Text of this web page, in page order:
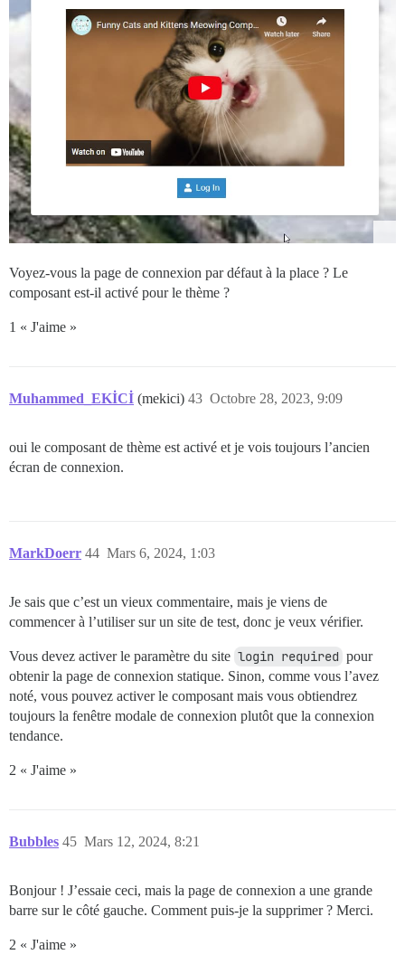
Voyez-vous la page de connexion par défaut à la place ? Le
composant est-il activé pour le thème ?
1 « J'aime »
Muhammed_EKİCİ (mekici) Octobre 28, 2023, 9:09
43
oui le composant de thème est activé et je vois toujours l’ancien
écran de connexion.
MarkDoerr Mars 6, 2024, 1:03
44
Je sais que c’est un vieux commentaire, mais je viens de
commencer à l’utiliser sur un site de test, donc je veux vérifier.
Vous devez activer le paramètre du site login required pour
obtenir la page de connexion statique. Sinon, comme vous l’avez
noté, vous pouvez activer le composant mais vous obtiendrez
toujours la fenêtre modale de connexion plutôt que la connexion
tendance.
2 « J'aime »
Bubbles Mars 12, 2024, 8:21
45
Bonjour ! J’essaie ceci, mais la page de connexion a une grande
barre sur le côté gauche. Comment puis-je la supprimer ? Merci.
2 « J'aime »